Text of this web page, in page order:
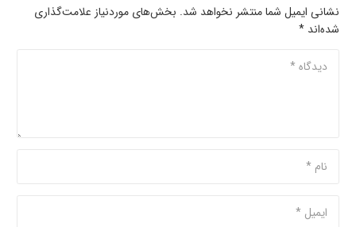
نشانی ایمیل شما منتشر نخواهد شد. بخش‌های موردنیاز علامت‌گذاری
شده‌اند *